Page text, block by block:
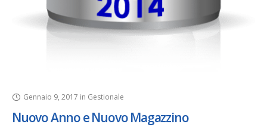
Gennaio 9, 2017 in Gestionale
Nuovo Anno e Nuovo Magazzino